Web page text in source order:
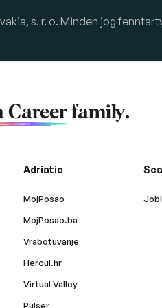
s. r. o. Minden jog
Careerfamily.
Adriatic
MojPosao
MojPosao.ba
Vrabotuvanje
Hercul.hr
Virtual Valley
Pulser